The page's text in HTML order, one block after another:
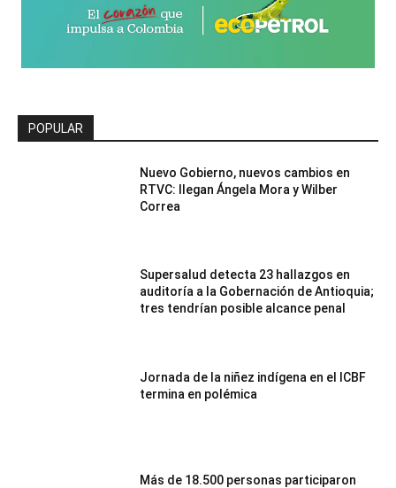
POPULAR
Nuevo Gobierno, nuevos cambios en
RTVC: llegan Ángela Mora y Wilber
Correa
Supersalud detecta 23 hallazgos en
auditoría a la Gobernación de Antioquia;
tres tendrían posible alcance penal
Jornada de la niñez indígena en el ICBF
termina en polémica
Más de 18.500 personas participaron